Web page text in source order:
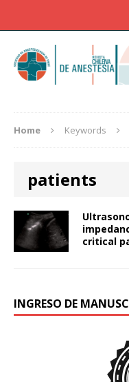
Home Keywords
patients
critical
INGRESO DE